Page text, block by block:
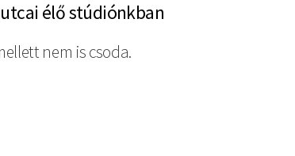
utcai élő stúdiónkban
nem is csoda.